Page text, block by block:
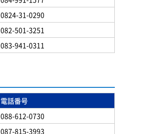
0824-31-0290
082-501-3251
083-941-0311
電話番号
088-612-0730
087-815-3993